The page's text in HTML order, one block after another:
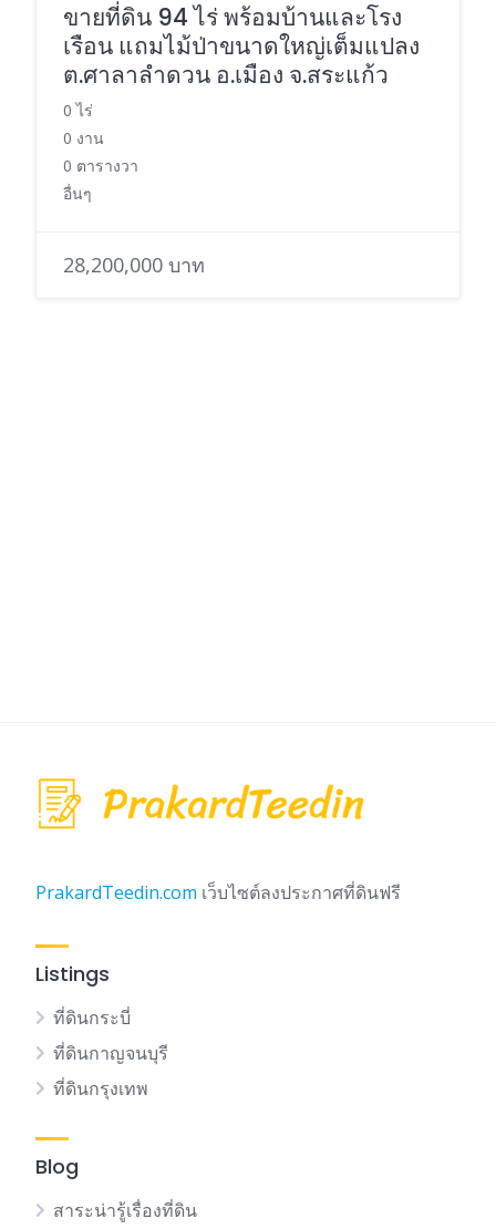
ขายที่ดิน 94 ไร่ พร้อมบ้านและโรง
เรือน แถมไม้ป่าขนาดใหญ่เต็มแปลง
ต.ศาลาลำดวน อ.เมือง จ.สระแก้ว
0 ไร่
0 งาน
0 ตารางวา
อื่นๆ
28,200,000 บาท
PrakardTeedin.com เว็บไซต์ลงประกาศที่ดินฟรี
Listings
ที่ดินกระบี่
ที่ดินกาญจนบุรี
ที่ดินกรุงเทพ
Blog
สาระน่ารู้เรื่องที่ดิน